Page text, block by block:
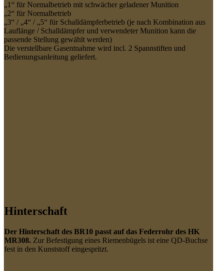
„1“ für Normalbetrieb mit schwächer geladener Munition
„2“ für Normalbetrieb
„3“ / „4“ / „5“ für Schalldämpferbetrieb (je nach Kombination aus
Lauflänge / Schalldämpfer und verwendeter Munition kann die
passende Stellung gewählt werden)
Die verstellbare Gasentnahme wird incl. 2 Spannstiften und
Bedienungsanleitung geliefert.
Hinterschaft
Der Hinterschaft des BR10 passt auf das Federrohr des HK
MR308. Zur Befestigung eines Riemenbügels ist eine QD-Buchse
fest in den Kunststoff eingespritzt.